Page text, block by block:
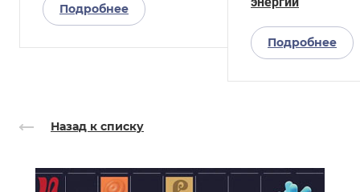
Подробнее
Подробнее
Назад к списку